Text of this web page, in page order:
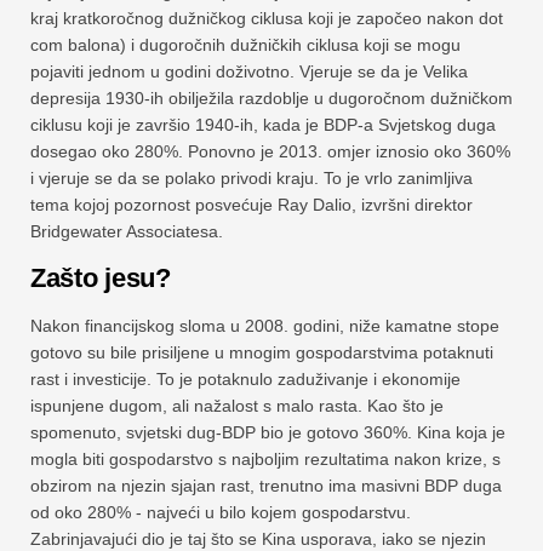
kraj kratkoročnog dužničkog ciklusa koji je započeo nakon dot
com balona) i dugoročnih dužničkih ciklusa koji se mogu
pojaviti jednom u godini doživotno. Vjeruje se da je Velika
depresija 1930-ih obilježila razdoblje u dugoročnom dužničkom
ciklusu koji je završio 1940-ih, kada je BDP-a Svjetskog duga
dosegao oko 280%. Ponovno je 2013. omjer iznosio oko 360%
i vjeruje se da se polako privodi kraju. To je vrlo zanimljiva
tema kojoj pozornost posvećuje Ray Dalio, izvršni direktor
Bridgewater Associatesa.
Zašto jesu?
Nakon financijskog sloma u 2008. godini, niže kamatne stope
gotovo su bile prisiljene u mnogim gospodarstvima potaknuti
rast i investicije. To je potaknulo zaduživanje i ekonomije
ispunjene dugom, ali nažalost s malo rasta. Kao što je
spomenuto, svjetski dug-BDP bio je gotovo 360%. Kina koja je
mogla biti gospodarstvo s najboljim rezultatima nakon krize, s
obzirom na njezin sjajan rast, trenutno ima masivni BDP duga
od oko 280% - najveći u bilo kojem gospodarstvu.
Zabrinjavajući dio je taj što se Kina usporava, iako se njezin